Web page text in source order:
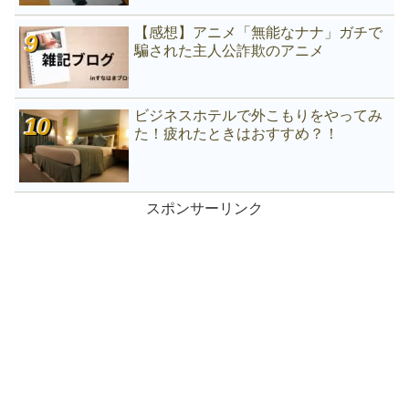
【感想】アニメ「無能なナナ」ガチで
騙された主人公詐欺のアニメ
ビジネスホテルで外こもりをやってみ
た！疲れたときはおすすめ？！
スポンサーリンク